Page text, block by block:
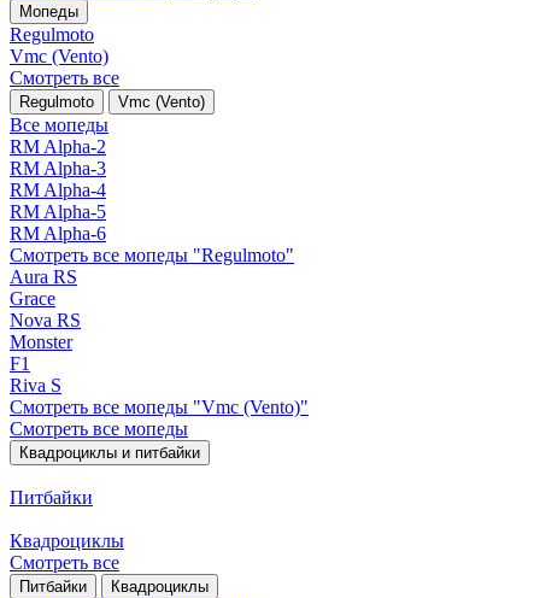
Мопеды
Regulmoto
Vmc (Vento)
Смотреть все
Regulmoto Vmc (Vento)
Все мопеды
RM Alpha-2
RM Alpha-3
RM Alpha-4
RM Alpha-5
RM Alpha-6
Смотреть все мопеды "Regulmoto"
Aura RS
Grace
Nova RS
Monster
F1
Riva S
Смотреть все мопеды "Vmc (Vento)"
Смотреть все мопеды
Квадроциклы и питбайки
Питбайки
Квадроциклы
Смотреть все
Питбайки Квадроциклы